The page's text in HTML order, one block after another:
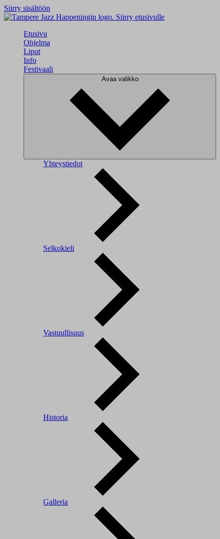
Siirry sisältöön
Siirry etusivulle
Etusivu
Ohjelma
Liput
Info
Festivaali
Avaa valikko
Yhteystiedot
Selkokieli
Vastuullisuus
Historia
Galleria